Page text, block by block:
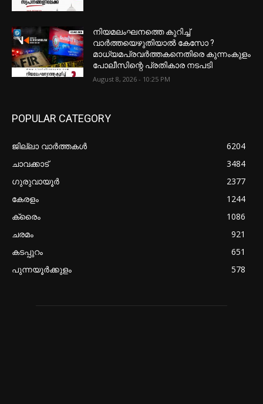
നിയമലംഘനത്തെ കുറിച്ച്
വാർത്തയെഴുതിയാൽ കേസോ ?
മാധ്യമപ്രവർത്തകനെതിരെ കുന്നംകുളം
പോലീസിന്റെ പ്രതികാര നടപടി
August 8, 2026 - 10:25 PM
POPULAR CATEGORY
ജില്ലാ വാർത്തകൾ
6204
ചാവക്കാട്
3484
ഗുരുവായൂർ
2377
കേരളം
1244
ക്രൈം
1086
ചരമം
921
കടപ്പുറം
651
പുന്നയൂർക്കുളം
578